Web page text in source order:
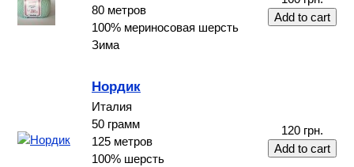
80 метров
100% мериносовая шерсть
Зима
Нордик
Италия
50 грамм
125 метров
100% шерсть
120 грн.